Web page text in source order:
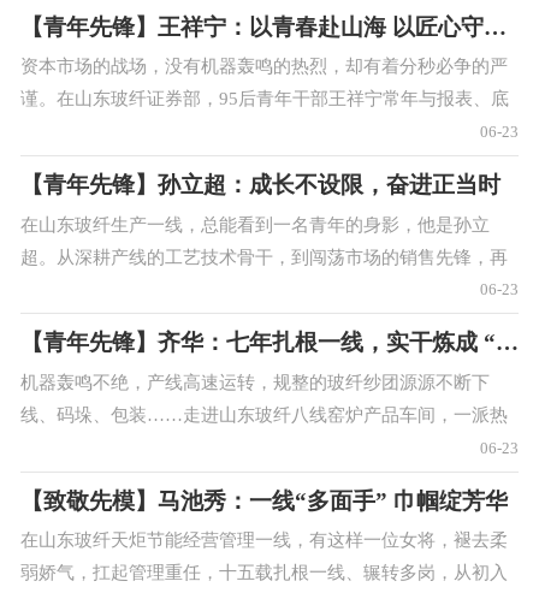
雨坚守，以一名基层纪检党务干部
【青年先锋】王祥宁：以青春赴山海 以匠心守资本
资本市场的战场，没有机器轰鸣的热烈，却有着分秒必争的严
谨。在山东玻纤证券部，95后青年干部王祥宁常年与报表、底
稿、制度、数据为伴，在无声的资本市场里默默耕耘、潜心攻
坚。从助力公司成功上市，到精准操盘融
06-23
【青年先锋】孙立超：成长不设限，奋进正当时
在山东玻纤生产一线，总能看到一名青年的身影，他是孙立
超。从深耕产线的工艺技术骨干，到闯荡市场的销售先锋，再
到如今统筹生产管理的党员干部，十余载光阴里，他跨界转06-23
【青年先锋】齐华：七年扎根一线，实干炼成 “当家人”
机器轰鸣不绝，产线高速运转，规整的玻纤纱团源源不断下
线、码垛、包装……走进山东玻纤八线窑炉产品车间，一派热
火朝天的繁忙生产景象扑面而来。日复一日、年复一年，在这
条生产线上，总有一个忙碌的身影来回穿梭。
06-23
【致敬先模】马池秀：一线“多面手” 巾帼绽芳华
在山东玻纤天炬节能经营管理一线，有这样一位女将，褪去柔
弱娇气，扛起管理重任，十五载扎根一线、辗转多岗，从初入